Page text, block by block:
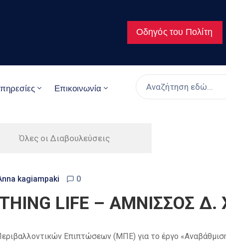
Οδηγός του Πολίτη
Επικοινωνία
Όλες οι Διαβουλεύσεις
kagiampaki 0
LIFE – ΑΜΝΙΣΣΟΣ
Επιπτώσεων (ΜΠΕ) για το έργο